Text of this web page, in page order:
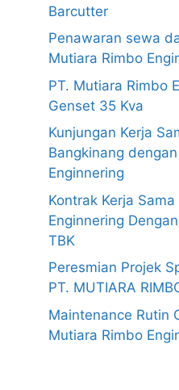
Barcutter
Penawaran sewa
Mutiara Rimbo
PT. Mutiara Rimbo
Genset 35 Kva
Kunjungan Kerja
Bangkinang
Enginnering
Kontrak Kerja
Enginnering
TBK
Peresmian Projek
PT. MUTIARA
Maintenance Rutin
Mutiara Rimbo